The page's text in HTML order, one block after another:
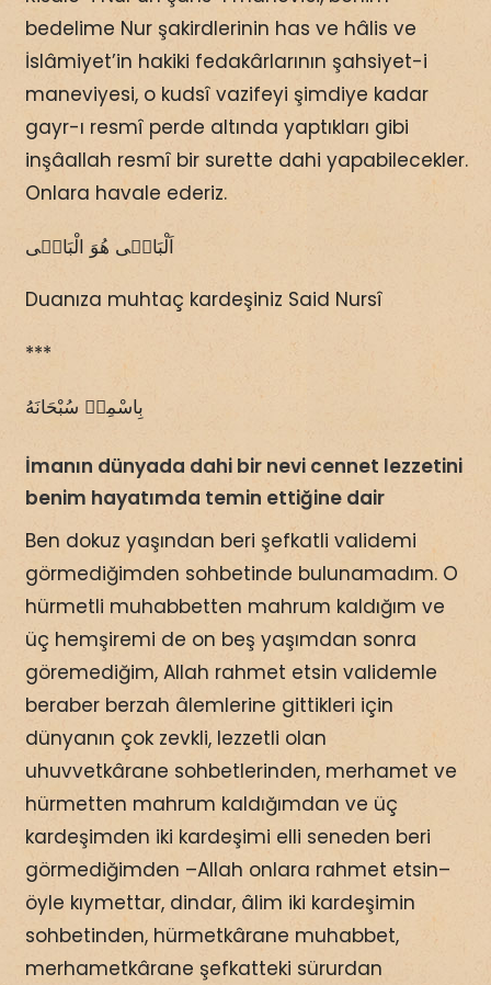
bedelime Nur şakirdlerinin has ve hâlis ve
İslâmiyet’in hakiki fedakârlarının şahsiyet-i
maneviyesi, o kudsî vazifeyi şimdiye kadar
gayr-ı resmî perde altında yaptıkları gibi
inşâallah resmî bir surette dahi yapabilecekler.
Onlara havale ederiz.
اَلْبَاقٖى هُوَ الْبَاقٖى
Duanıza muhtaç kardeşiniz Said Nursî
***
بِاسْمِهٖ سُبْحَانَهُ
İmanın dünyada dahi bir nevi cennet lezzetini
benim hayatımda temin ettiğine dair
Ben dokuz yaşından beri şefkatli validemi
görmediğimden sohbetinde bulunamadım. O
hürmetli muhabbetten mahrum kaldığım ve
üç hemşiremi de on beş yaşımdan sonra
göremediğim, Allah rahmet etsin validemle
beraber berzah âlemlerine gittikleri için
dünyanın çok zevkli, lezzetli olan
uhuvvetkârane sohbetlerinden, merhamet ve
hürmetten mahrum kaldığımdan ve üç
kardeşimden iki kardeşimi elli seneden beri
görmediğimden –Allah onlara rahmet etsin–
öyle kıymettar, dindar, âlim iki kardeşimin
sohbetinden, hürmetkârane muhabbet,
merhametkârane şefkatteki sürurdan